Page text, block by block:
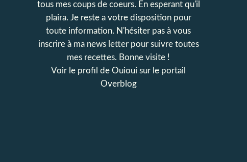
tous mes coups de coeurs. En esperant qu'il
plaira. Je reste a votre disposition pour
toute information. N'hésiter pas à vous
inscrire à ma news letter pour suivre toutes
mes recettes. Bonne visite !
Voir le profil de Ouioui sur le portail
Overblog